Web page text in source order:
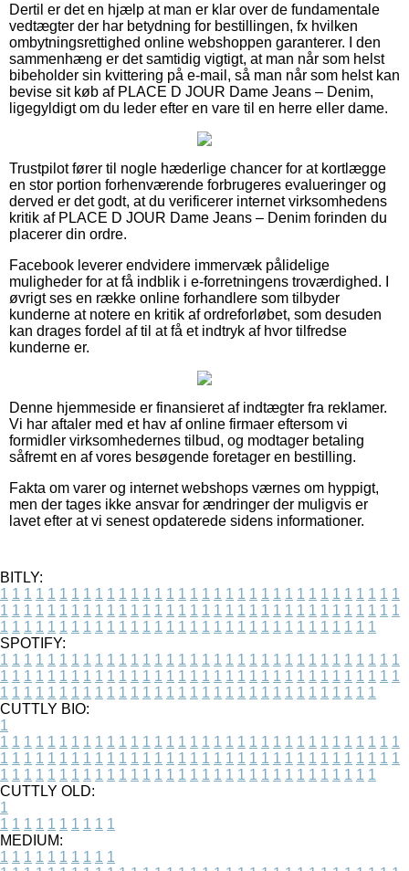
Dertil er det en hjælp at man er klar over de fundamentale
vedtægter der har betydning for bestillingen, fx hvilken
ombytningsrettighed online webshoppen garanterer. I den
sammenhæng er det samtidig vigtigt, at man når som helst
bibeholder sin kvittering på e-mail, så man når som helst kan
bevise sit køb af PLACE D JOUR Dame Jeans – Denim,
ligegyldigt om du leder efter en vare til en herre eller dame.
Trustpilot fører til nogle hæderlige chancer for at kortlægge
en stor portion forhenværende forbrugeres evalueringer og
derved er det godt, at du verificerer internet virksomhedens
kritik af PLACE D JOUR Dame Jeans – Denim forinden du
placerer din ordre.
Facebook leverer endvidere immervæk pålidelige
muligheder for at få indblik i e-forretningens troværdighed. I
øvrigt ses en række online forhandlere som tilbyder
kunderne at notere en kritik af ordreforløbet, som desuden
kan drages fordel af til at få et indtryk af hvor tilfredse
kunderne er.
Denne hjemmeside er finansieret af indtægter fra reklamer.
Vi har aftaler med et hav af online firmaer eftersom vi
formidler virksomhedernes tilbud, og modtager betaling
såfremt en af vores besøgende foretager en bestilling.
Fakta om varer og internet webshops værnes om hyppigt,
men der tages ikke ansvar for ændringer der muligvis er
lavet efter at vi senest opdaterede sidens informationer.
BITLY:
1 1 1 1 1 1 1 1 1 1 1 1 1 1 1 1 1 1 1 1 1 1 1 1 1 1 1 1 1 1 1 1 1 1
1 1 1 1 1 1 1 1 1 1 1 1 1 1 1 1 1 1 1 1 1 1 1 1 1 1 1 1 1 1 1 1 1 1
1 1 1 1 1 1 1 1 1 1 1 1 1 1 1 1 1 1 1 1 1 1 1 1 1 1 1 1 1 1 1 1
SPOTIFY:
1 1 1 1 1 1 1 1 1 1 1 1 1 1 1 1 1 1 1 1 1 1 1 1 1 1 1 1 1 1 1 1 1 1
1 1 1 1 1 1 1 1 1 1 1 1 1 1 1 1 1 1 1 1 1 1 1 1 1 1 1 1 1 1 1 1 1 1
1 1 1 1 1 1 1 1 1 1 1 1 1 1 1 1 1 1 1 1 1 1 1 1 1 1 1 1 1 1 1 1
CUTTLY BIO:
1
1 1 1 1 1 1 1 1 1 1 1 1 1 1 1 1 1 1 1 1 1 1 1 1 1 1 1 1 1 1 1 1 1 1
1 1 1 1 1 1 1 1 1 1 1 1 1 1 1 1 1 1 1 1 1 1 1 1 1 1 1 1 1 1 1 1 1 1
1 1 1 1 1 1 1 1 1 1 1 1 1 1 1 1 1 1 1 1 1 1 1 1 1 1 1 1 1 1 1 1
CUTTLY OLD:
1
1 1 1 1 1 1 1 1 1 1
MEDIUM:
1 1 1 1 1 1 1 1 1 1